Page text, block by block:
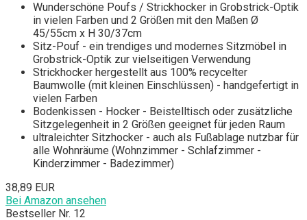
Wunderschöne Poufs / Strickhocker in Grobstrick-Optik
in vielen Farben und 2 Größen mit den Maßen Ø
45/55cm x H 30/37cm
Sitz-Pouf - ein trendiges und modernes Sitzmöbel in
Grobstrick-Optik zur vielseitigen Verwendung
Strickhocker hergestellt aus 100% recycelter
Baumwolle (mit kleinen Einschlüssen) - handgefertigt in
vielen Farben
Bodenkissen - Hocker - Beistelltisch oder zusätzliche
Sitzgelegenheit in 2 Größen geeignet für jeden Raum
ultraleichter Sitzhocker - auch als Fußablage nutzbar für
alle Wohnräume (Wohnzimmer - Schlafzimmer -
Kinderzimmer - Badezimmer)
38,89 EUR
Bei Amazon ansehen
Bestseller Nr. 12